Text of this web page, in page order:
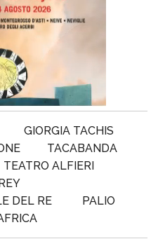
GIORGIA TACHIS
TACABANDA
TEATRO ALFIERI
DEL RE
PALIO